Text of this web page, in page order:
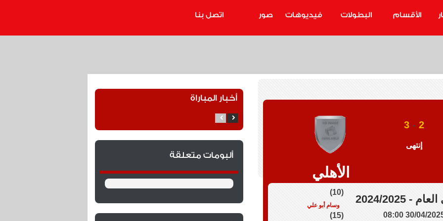
الأقسام البطولات فيديوهات صور اتصل بنا
2
-
3
إنتهى
الأهلي
- 2024/2025
30/04/2025
(10)
وسام أبو علي
(15)
أخبار المباراة
ألبومات متعلقة